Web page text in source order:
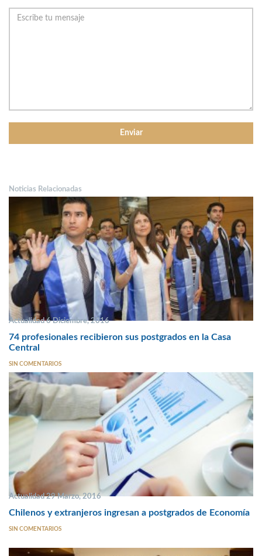
Noticias Relacionadas
Actualidad 6 Diciembre, 2016
74 profesionales recibieron sus postgrados en la Casa
Central
SIN COMENTARIOS
Actualidad 29 Marzo, 2016
Chilenos y extranjeros ingresan a postgrados de Economía
SIN COMENTARIOS